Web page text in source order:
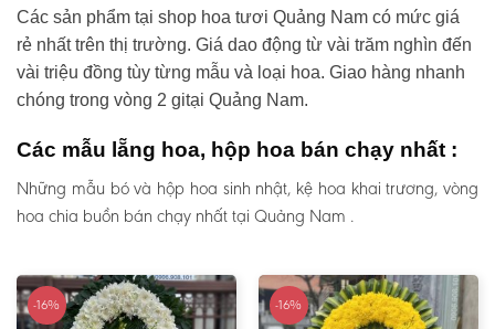
Các sản phẩm tại shop hoa tươi Quảng Nam có mức giá
rẻ nhất trên thị trường. Giá dao động từ vài trăm nghìn đến
vài triệu đồng tùy từng mẫu và loại hoa. Giao hàng nhanh
chóng trong vòng 2 gitại Quảng Nam.
Các mẫu lẵng hoa, hộp hoa bán chạy nhất :
Những mẫu bó và hộp hoa sinh nhật, kệ hoa khai trương, vòng
hoa chia buồn bán chạy nhất tại Quảng Nam .
-16% -16%